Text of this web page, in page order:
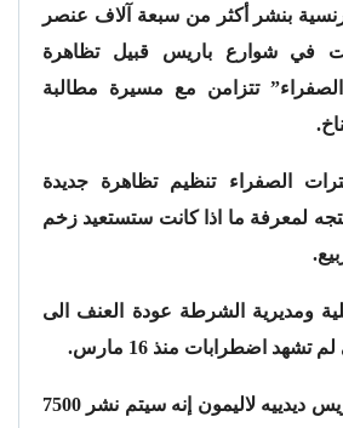
بنشر أكثر من سبعة آلاف عنصر
في شوارع باريس قبيل تظاهرة
تتزامن مع مسيرة مطالبة
الصفراء تنظيم تظاهرة جديدة
لمعرفة ما اذا كانت ستستعيد زخم
ومديرية الشرطة عودة العنف الى
اضطرابات منذ 16 مارس.
وقال قائد شرطة باريس ديدييه لاليمون إنه سيتم نشر 7500